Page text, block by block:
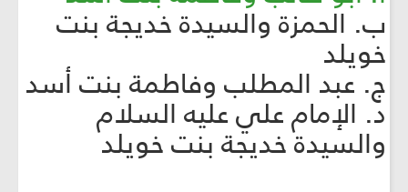
ب. الحمزة والسيدة خديجة بنت
خويلد
ج. عبد المطلب وفاطمة بنت أسد
د. الإمام علي عليه السلام
والسيدة خديجة بنت خويلد